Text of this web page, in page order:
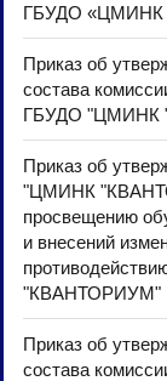
ГБУДО
Приказ об
состава
ГБУДО "ЦМИНК
Приказ об
"ЦМИНК
просвещению
и внесений
"КВАНТОРИУМ"
Приказ об
состава